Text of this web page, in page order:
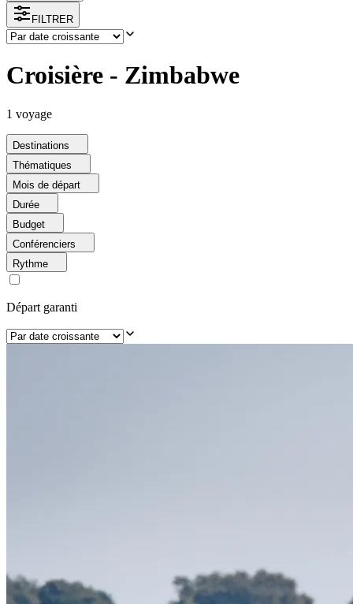
FILTRER
Croisière - Zimbabwe
1 voyage
Destinations
Thématiques
Mois de départ
Durée
Budget
Conférenciers
Rythme
Départ garanti